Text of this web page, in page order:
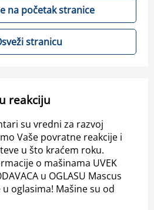
na početak stranice
stranicu
reakciju
su vredni za razvoj
Vaše povratne reakcije i
u što kraćem roku.
o mašinama UVEK
u OGLASU Mascus
oglasima! Mašine su od